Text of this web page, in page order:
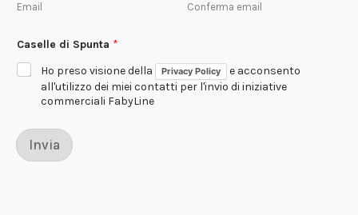
Email Conferma email
s
t
e
*
E
Caselle di Spunta *
Ho preso visione della
Privacy Policy
e acconsento
all'utilizzo dei miei contatti per l'invio di iniziative
commerciali FabyLine
Invia